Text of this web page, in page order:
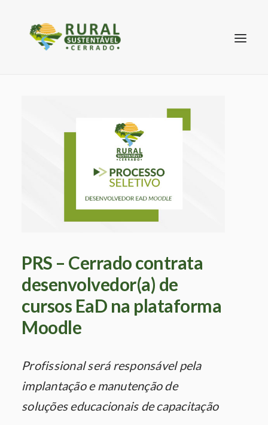
PRS – Cerrado contrata
desenvolvedor(a) de
cursos EaD na plataforma
Moodle
Profissional será responsável pela
implantação e manutenção de
soluções educacionais de capacitação